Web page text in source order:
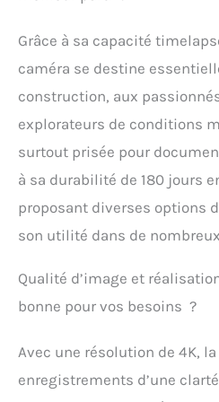
【
votre
de
de
sans
Grâce à sa capacité
caméra se destine
construction, aux
explorateurs de conditions
surtout prisée pour
à sa durabilité de 180 jours
proposant diverses options
son utilité dans de
Qualité d’image et
bonne pour vos besoins ?
Avec une résolution de 4K,
enregistrements d’une